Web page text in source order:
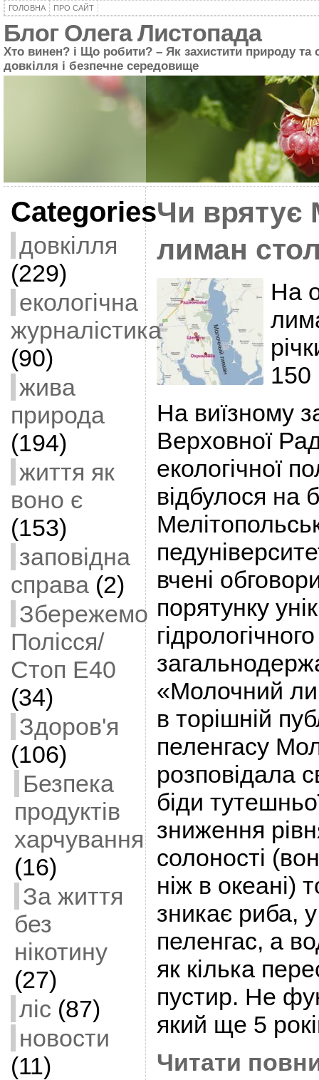
ГОЛОВНА ПРО САЙТ
Блог Олега Листопада
Хто винен? і Що робити? – Як захистити природу та
довкілля і безпечне середовище
Categories
довкілля
(229)
екологічна
журналістика
(90)
жива
природа
(194)
життя як
воно є
(153)
заповідна
справа(2)
Збережемо
Полісся/
Стоп Е40
(34)
Здоров'я
(106)
Безпека
продуктів
харчування
(16)
За життя
без
нікотину
(27)
ліс (87)
новости
(11)
Чи врятує
лиман
На
150
На виїзному
Верховної
екологічної
відбулося на
вчені
порятунку
«Молочний
в торішній
пеленгасу
розповідала
біди
зниження
солоності
ніж в океані)
зникає риба,
пеленгас, а
як кілька
пустир. Не
який ще 5
Читати